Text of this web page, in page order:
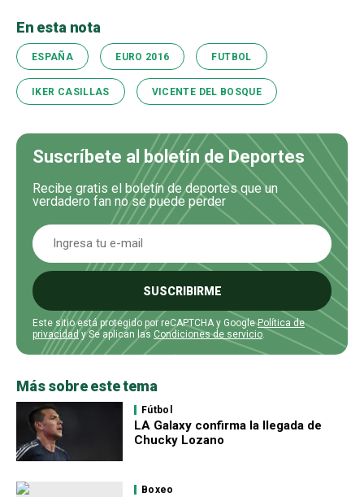
En esta nota
ESPAÑA EURO 2016 FUTBOL
IKER CASILLAS VICENTE DEL BOSQUE
Suscríbete al boletín de Deportes
Recibe gratis el boletín de deportes que un
verdadero fan no se puede perder
SUSCRIBIRME
Este sitio está protegido por reCAPTCHA y GooglePolítica de
privacidady Se aplican las Condiciones de servicio.
Más sobre este tema
Fútbol
LA Galaxy confirma la llegada de
Chucky Lozano
Boxeo